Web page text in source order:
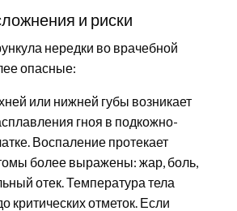
и риски
нередки во врачебной
опасные:
или нижней губы возникает
гноя в подкожно-
Воспаление протекает
более выражены: жар, боль,
отек. Температура тела
критических отметок. Если